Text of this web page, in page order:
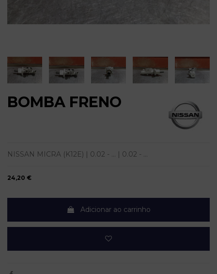
BOMBA FRENO
NISSAN MICRA (K12E) | 0.02 - ... | 0.02 - ...
24,20 €
Adicionar ao carrinho